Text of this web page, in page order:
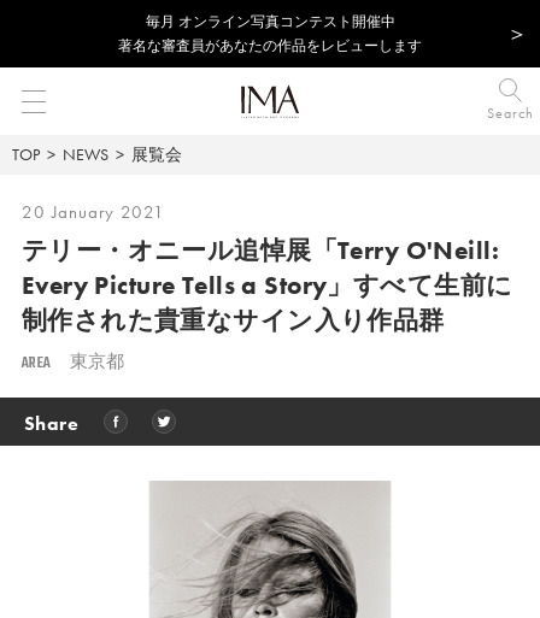
毎⽉ オンライン写真コンテスト開催中
著名な審査員があなたの作品をレビューします
Search
TOP NEWS 展覧会
20 January 2021
テリー・オニール追悼展「Terry O'Neill:
Every Picture Tells a Story」すべて生前に
制作された貴重なサイン入り作品群
AREA 東京都
Share